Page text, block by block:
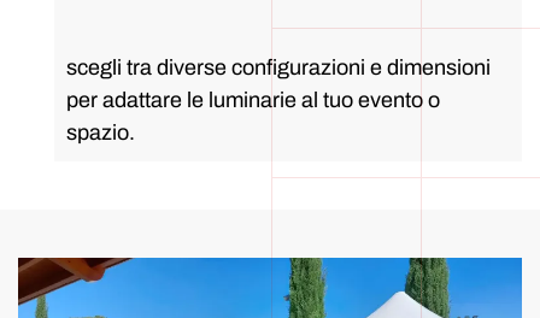
scegli tra diverse configurazioni e dimensioni
per adattare le luminarie al tuo evento o
spazio.